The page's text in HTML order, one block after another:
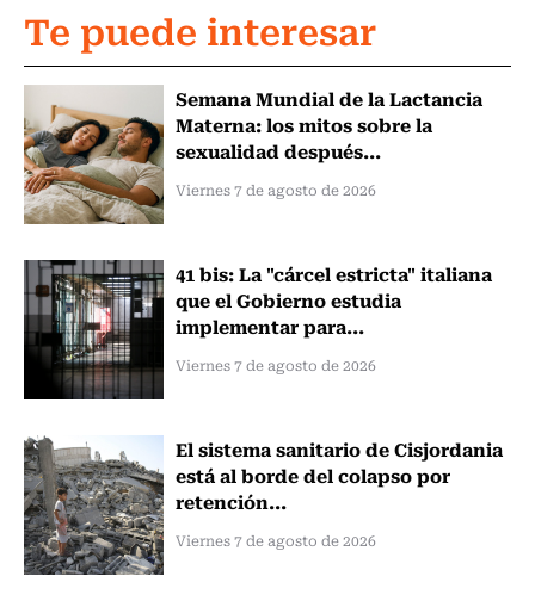
Te puede interesar
Semana Mundial de la Lactancia
Materna: los mitos sobre la
sexualidad después...
Viernes 7 de agosto de 2026
41 bis: La "cárcel estricta" italiana
que el Gobierno estudia
implementar para...
Viernes 7 de agosto de 2026
El sistema sanitario de Cisjordania
está al borde del colapso por
retención...
Viernes 7 de agosto de 2026